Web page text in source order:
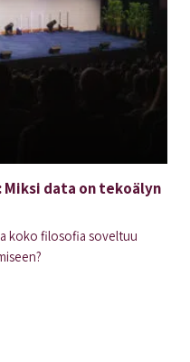
data on tekoälyn
koko filosofia soveltuu